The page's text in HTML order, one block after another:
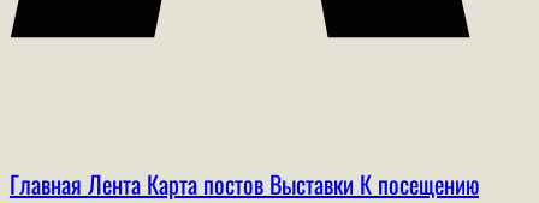
Главная Лента Карта постов Выставки К посещению